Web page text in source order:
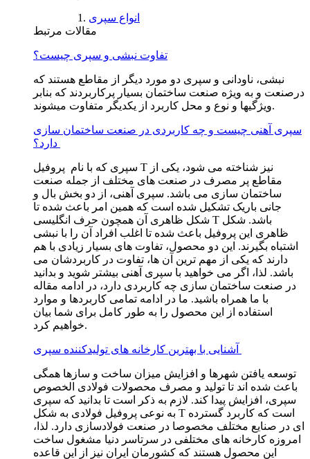
انواع سپری
مقالات مرتبط
تفاوت نبشی و سپری چیست؟
نبشی، ناودانی و سپری دو مورد دیگر از مقاطع هستند که
درصنعت و به ویژه صنعت ساختمان بسیار پرکاربردند که بنابر
ویژگیها و نوع و محل کاربرد از یکدیگر متفاوت میشوند.
سپری آهنی چیست و چه کاربردی در صنعت ساختمان سازی
سپری که با نام پروفیل T نیز شناخته می شود، یکی از
مقاطع پر مصرف در صنعت های مختلف از جمله صنعت
ساختمان سازی می باشد. سپری آهنی، از دو بخش بال و
جانی باریک تشکیل شده است که همین امر باعث شده تا
شکل ظاهری آن همچون حرف انگلیسی T باشد. شکل
ظاهری این پروفیل باعث شده تا اغلب افراد آن را با نبشی
اشتباه بگیرند. این دو محصول، تفاوت های بسیار زیادی با هم
دارند که یکی از مهم ترین آن ها، تفاوت در کاربردشان می
باشد. لذا، اگر می خواهید با سپری آهنی بیشتر شوید و بدانید
در صنعت ساختمان سازی چه کاربردی دارد، در ادامه مقاله
با ما همراه باشید. ما در ادامه تمامی کاربردها و موارد
استفاده از این محصول را به طور کامل برای شما بیان
خواهیم کرد.
توسعه یافتن شهرها و افزایش میزان ساخت و سازها همگی
باعث شده اند تا تولید و مصرف محصولات فولادی الخصوص
سپری، افزایش پیدا کند. لازم به ذکر است تا بدانید که سپری
به نوعی پروفیل فولادی به شکل T است که کاربرد گسترده
ای در صنایع مختلف مخصوصا در صنعت فولادسازی دارد. لذا،
امروزه کارخانه های مختلفی در سرتاسر دنیا مشغول ساخت
این محصول هستند که کشورمان ایران نیز از این قاعده